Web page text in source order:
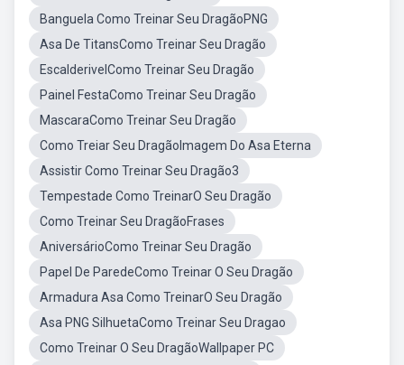
Banguela Como Treinar Seu DragãoPNG
Asa De TitansComo Treinar Seu Dragão
EscalderivelComo Treinar Seu Dragão
Painel FestaComo Treinar Seu Dragão
MascaraComo Treinar Seu Dragão
Como Treiar Seu DragãoImagem Do Asa Eterna
Assistir Como Treinar Seu Dragão3
Tempestade Como TreinarO Seu Dragão
Como Treinar Seu DragãoFrases
AniversárioComo Treinar Seu Dragão
Papel De ParedeComo Treinar O Seu Dragão
Armadura Asa Como TreinarO Seu Dragão
Asa PNG SilhuetaComo Treinar Seu Dragao
Como Treinar O Seu DragãoWallpaper PC